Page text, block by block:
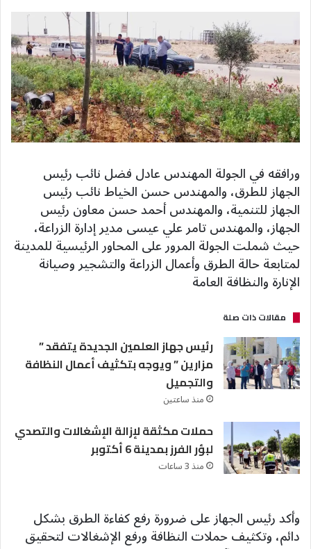
ورافقه في الجولة المهندس عادل فضل نائب رئيس
الجهاز للطرق، والمهندس حسن الخياط نائب رئيس
الجهاز للتنمية، والمهندس أحمد حسن معاون رئيس
الجهاز، والمهندس تامر علي عيسى مدير إدارة الزراعة،
حيث شملت الجولة المرور على المحاور الرئيسية للمدينة
لمتابعة حالة الطرق وأعمال الزراعة والتشجير وصيانة
الإنارة والنظافة العامة
مقالات ذات صلة
رئيس جهاز العلمين الجديدة يتفقد ”
مزارين ” ويوجه بتكثيف أعمال النظافة
والتجميل
منذ ساعتين
حملات مكثقة لإزالة الإشغالات والتصدي
لبؤر الفرز بمدينة 6 أكتوبر
منذ 3 ساعات
وأكد رئيس الجهاز على ضرورة رفع كفاءة الطرق بشكل
دائم، وتكثيف حملات النظافة ورفع الإشغالات لتحقيق